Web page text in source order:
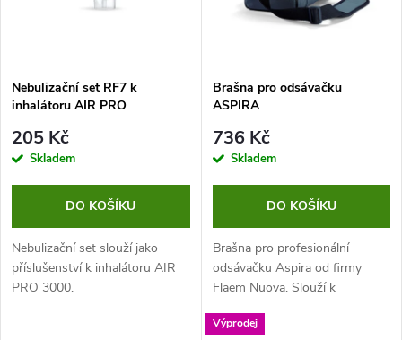
p
r
o
d
u
s
p
r
d
u
Nebulizační set RF7 k
inhalátoru AIR PRO
205 Kč
Skladem
DO KOŠÍKU
Nebulizační set slouží jako
příslušenství k inhalátoru AIR
PRO 3000.
Brašna pro odsávačku
ASPIRA
736 Kč
Skladem
DO KOŠÍKU
Brašna pro profesionální
odsávačku Aspira od firmy
Flaem Nuova. Slouží k
uskladnění a přenosu tohoto
přístroje. Jedná se o kvalitní
Výprodej